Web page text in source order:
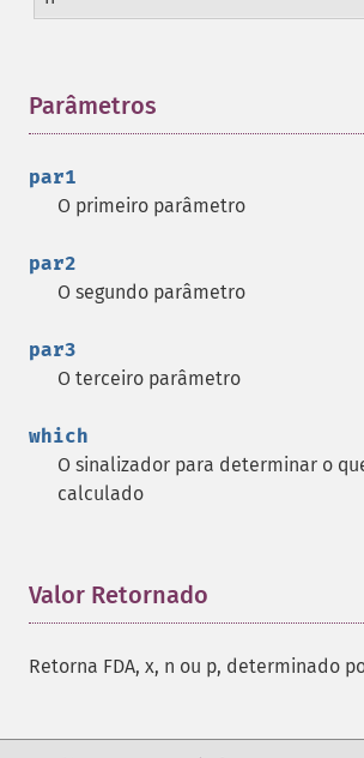
Parâmetros
par1
O primeiro parâmetro
par2
O segundo parâmetro
par3
O terceiro parâmetro
which
O sinalizador para determinar o
calculado
Valor Retornado
Retorna FDA, x, n ou p, determinado